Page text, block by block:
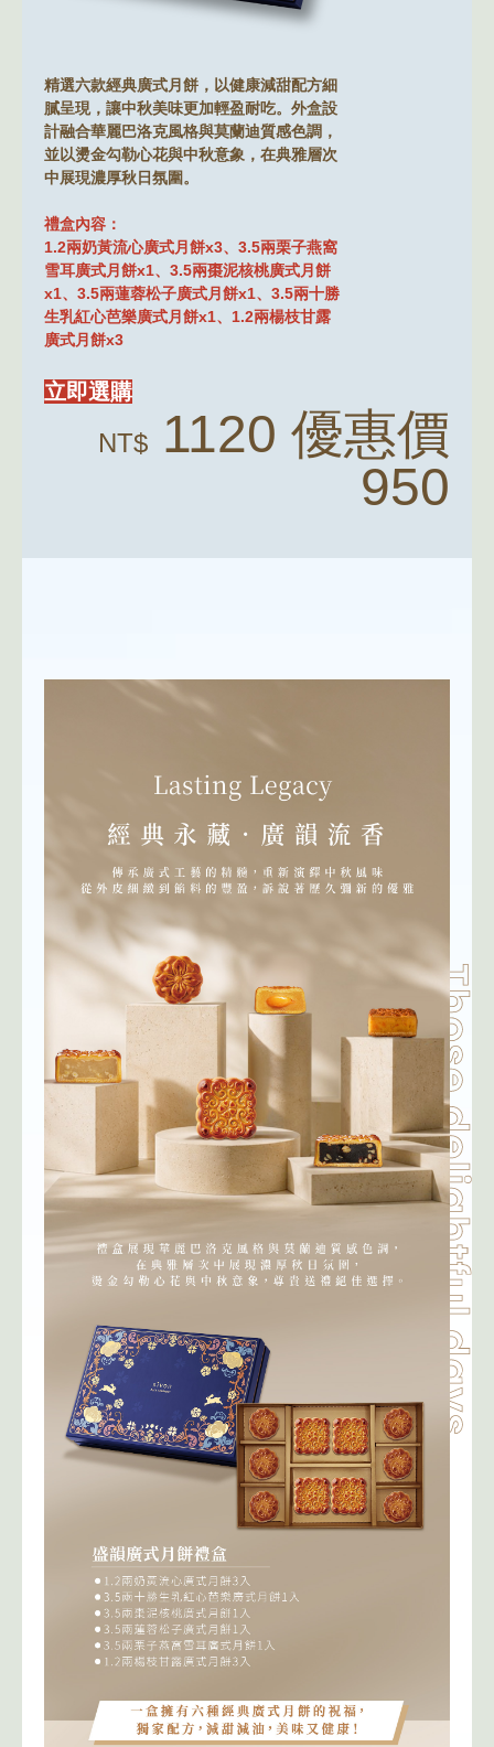
精選六款經典廣式月餅，以健康減甜配方細
膩呈現，讓中秋美味更加輕盈耐吃。外盒設
計融合華麗巴洛克風格與莫蘭迪質感色調，
並以燙金勾勒心花與中秋意象，在典雅層次
中展現濃厚秋日氛圍。
禮盒內容：
1.2兩奶黃流心廣式月餅x3、3.5兩栗子燕窩
雪耳廣式月餅x1、3.5兩棗泥核桃廣式月餅
x1、3.5兩蓮蓉松子廣式月餅x1、3.5兩十勝
生乳紅心芭樂廣式月餅x1、1.2兩楊枝甘露
廣式月餅x3
立即選購
NT$ 1120 優惠價
950